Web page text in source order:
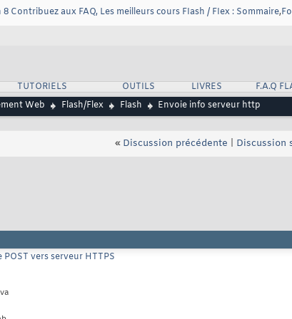
8 Contribuez aux FAQ, Les meilleurs cours FIash / FIex : Sommaire,
TUTORIELS OUTILS LIVRES F.A.Q
Web Flash/Flex Flash Envoie info serveur http
« Discussion précédente Discussion
vers serveur HTTPS